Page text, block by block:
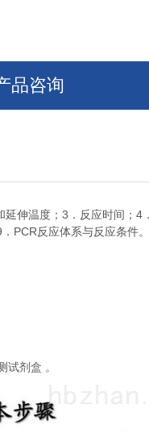
品咨询
延伸温度； 3 ．反应时间； 4
． PCR反应体系与反应条件。
试剂盒 。